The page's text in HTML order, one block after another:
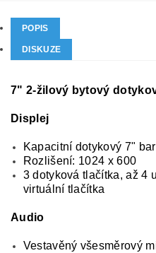
POPIS
DISKUZE
7" 2-žilový bytový
Displej
Kapacitní dotykový 7"
Rozlišení: 1024 x 600
3 dotyková tlačítka, až 4
virtuální tlačítka
Audio
Vestavěný všesměrový